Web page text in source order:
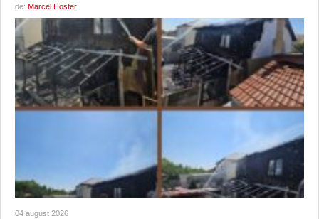
de: Marcel Hoster
04 august 2026